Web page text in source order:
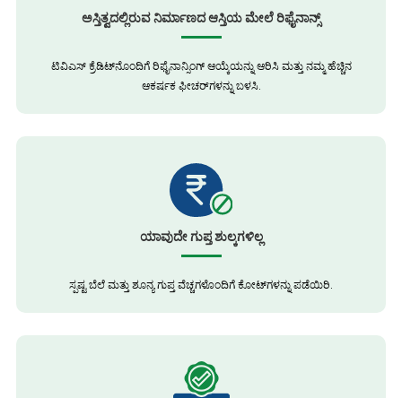
ಅಸ್ತಿತ್ವದಲ್ಲಿರುವ ನಿರ್ಮಾಣದ ಆಸ್ತಿಯ ಮೇಲೆ ರಿಫೈನಾನ್ಸ್
ಟಿವಿಎಸ್ ಕ್ರೆಡಿಟ್‌ನೊಂದಿಗೆ ರಿಫೈನಾನ್ಸಿಂಗ್ ಆಯ್ಕೆಯನ್ನು ಆರಿಸಿ ಮತ್ತು ನಮ್ಮ ಹೆಚ್ಚಿನ
ಆಕರ್ಷಕ ಫೀಚರ್‌ಗಳನ್ನು ಬಳಸಿ.
ಯಾವುದೇ ಗುಪ್ತ ಶುಲ್ಕಗಳಿಲ್ಲ
ಸ್ಪಷ್ಟ ಬೆಲೆ ಮತ್ತು ಶೂನ್ಯ ಗುಪ್ತ ವೆಚ್ಚಗಳೊಂದಿಗೆ ಕೋಟ್‌ಗಳನ್ನು ಪಡೆಯಿರಿ.